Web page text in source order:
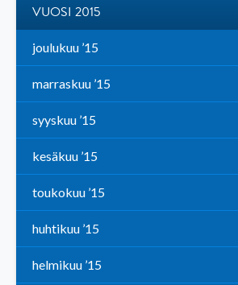
VUOSI 2015
joulukuu ’15
marraskuu ’15
syyskuu ’15
kesäkuu ’15
toukokuu ’15
huhtikuu ’15
helmikuu ’15